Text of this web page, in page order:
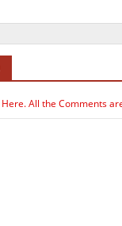
All the Comments